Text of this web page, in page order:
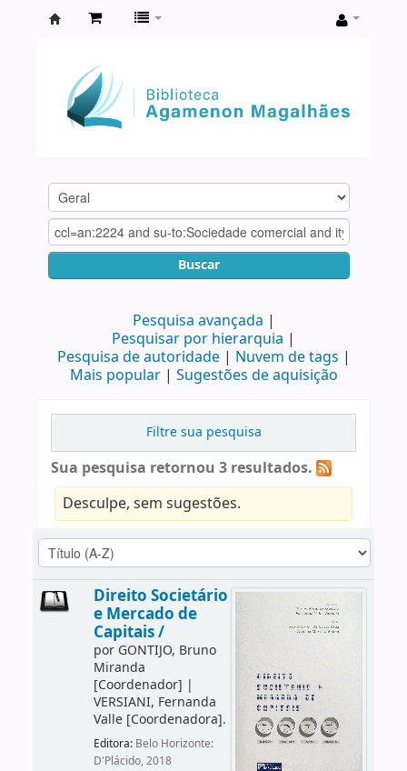
Agamenon
Magalhães
Buscar
Pesquisa avançada
Pesquisar por hierarquia
Pesquisa de autoridade
Nuvem de tags
Mais popular
Sugestões de aquisição
Filtre sua pesquisa
Sua pesquisa retornou 3 resultados.
Desculpe, sem sugestões.
Direito Societário
e Mercado de
Capitais /
por GONTIJO, Bruno
Miranda
[Coordenador] |
VERSIANI, Fernanda
Valle[Coordenadora].
Editora: Belo Horizonte:
D'Plácido, 2018